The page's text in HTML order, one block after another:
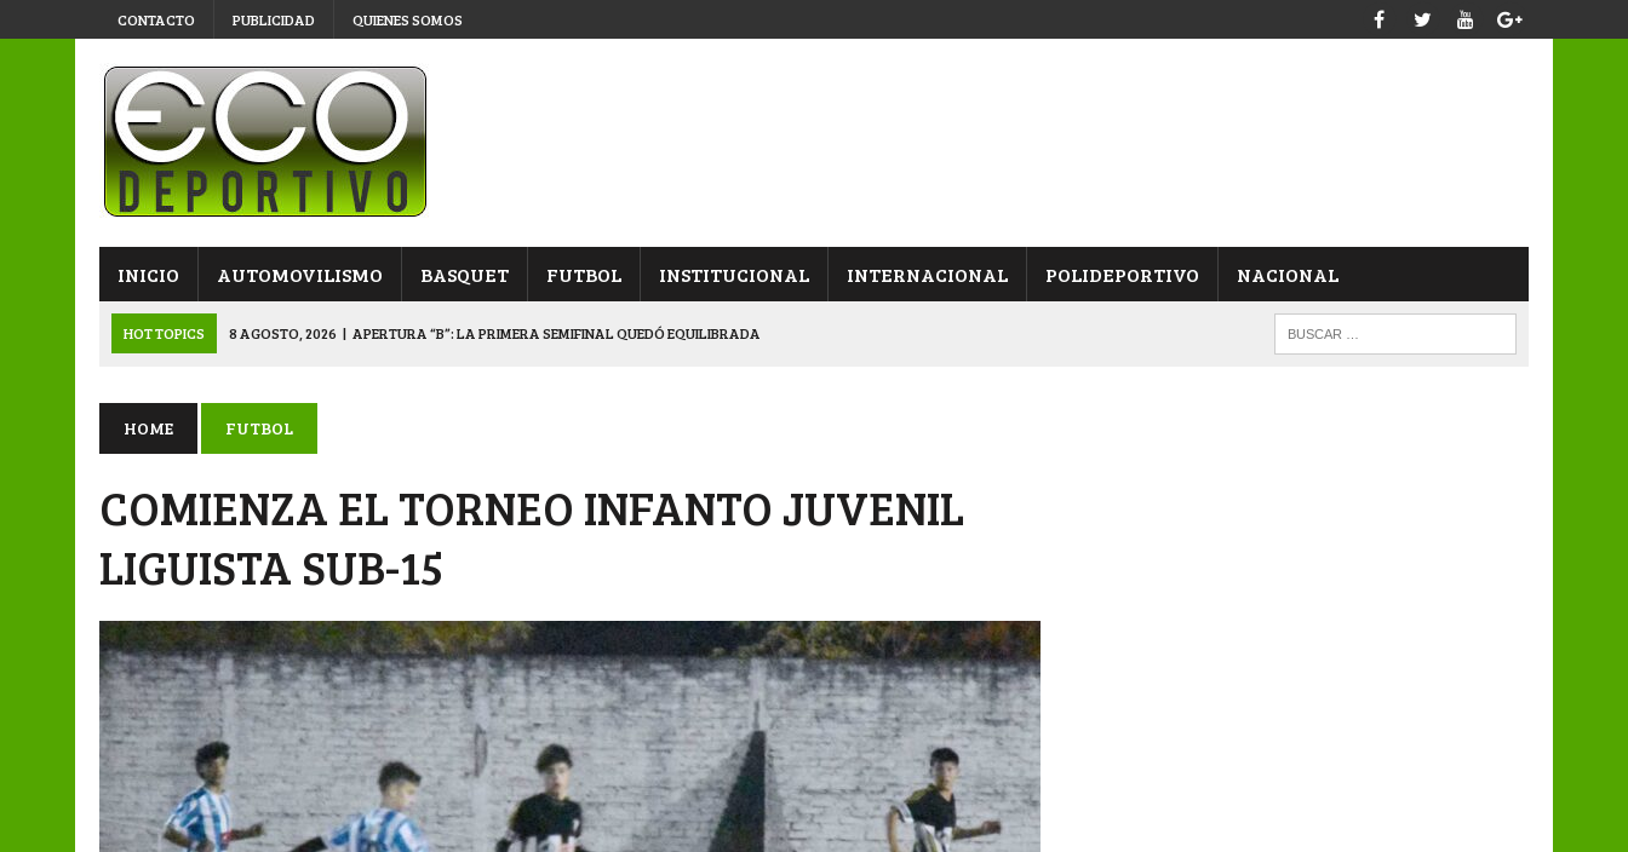
CONTACTO PUBLICIDAD QUIENES SOMOS
INICIO AUTOMOVILISMO BASQUET FUTBOL INSTITUCIONAL INTERNACIONAL POLIDEPORTIVO NACIONAL
HOT TOPICS 8 AGOSTO, 2026 | APERTURA “B”: LA PRIMERA SEMIFINAL QUEDÓ EQUILIBRADA
7 AGOSTO, 2026 | APERTURA “B”: CACU Y CANALLAS AVANZARON FRENTE A ARSENAL
8 AGOSTO, 2026 | VETERANOS: EL PROVINCIAL DEFINE CAMPEONES EN SÁENZ PEÑA
HOME FUTBOL
COMIENZA EL TORNEO INFANTO JUVENIL
LIGUISTA SUB-15